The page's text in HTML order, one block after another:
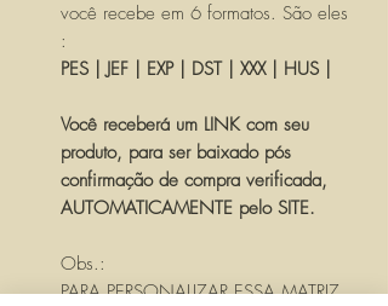
você recebe em 6 formatos. São eles
:
PES | JEF | EXP | DST | XXX | HUS |
Você receberá um LINK com seu
produto, para ser baixado pós
confirmação de compra verificada,
AUTOMATICAMENTE pelo SITE.
Obs.:
PARA PERSONALIZAR ESSA MATRIZ,